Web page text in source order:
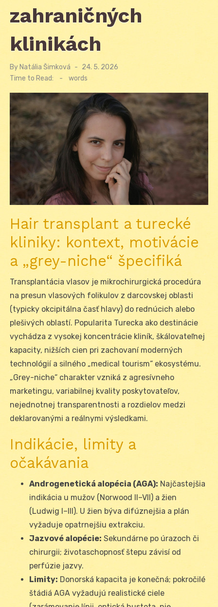
zahraničných
klinikách
By Natália Šimková
Posted
on
24. 5. 2026
Time to Read:
- words
Hair transplant a turecké
kliniky: kontext, motivácie
a „grey-niche“ špecifiká
Transplantácia vlasov je mikrochirurgická procedúra
na presun vlasových folikulov z darcovskej oblasti
(typicky okcipitálna časť hlavy) do rednúcich alebo
plešivých oblastí. Popularita Turecka ako destinácie
vychádza z vysokej koncentrácie kliník, škálovateľnej
kapacity, nižších cien pri zachovaní moderných
technológií a silného „medical tourism“ ekosystému.
„Grey-niche“ charakter vzniká z agresívneho
marketingu, variabilnej kvality poskytovateľov,
nejednotnej transparentnosti a rozdielov medzi
deklarovanými a reálnymi výsledkami.
Indikácie, limity a
očakávania
Androgenetická alopécia (AGA): Najčastejšia
indikácia u mužov (Norwood II–VII) a žien
(Ludwig I–III). U žien býva difúznejšia a plán
vyžaduje opatrnejšiu extrakciu.
Jazvové alopécie: Sekundárne po úrazoch či
chirurgii; životaschopnosť štepu závisí od
perfúzie jazvy.
Limity: Donorská kapacita je konečná; pokročilé
štádiá AGA vyžadujú realistické ciele